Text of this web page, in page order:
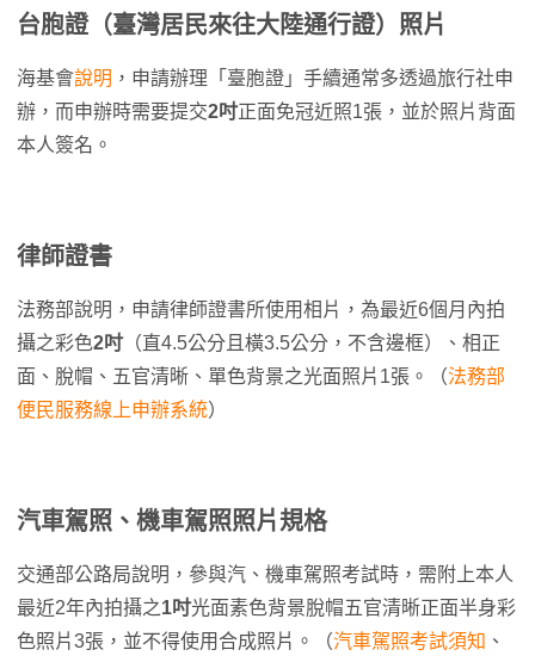
台胞證（臺灣居民來往大陸通行證）照片
海基會說明 ，申請辦理「臺胞證」手續通常多透過旅行社申
辦，而申辦時需要提交2吋正面免冠近照1張，並於照片背面
本人簽名。
律師證書
法務部說明，申請律師證書所使用相片，為最近6個月內拍
攝之彩色2吋（直4.5公分且橫3.5公分，不含邊框）、相正
面、脫帽、五官清晰、單色背景之光面照片1張。（法務部
便民服務線上申辦系統）
汽車駕照、機車駕照照片規格
交通部公路局說明，參與汽、機車駕照考試時，需附上本人
最近2年內拍攝之1吋光面素色背景脫帽五官清晰正面半身彩
色照片3張，並不得使用合成照片。（汽車駕照考試須知 、